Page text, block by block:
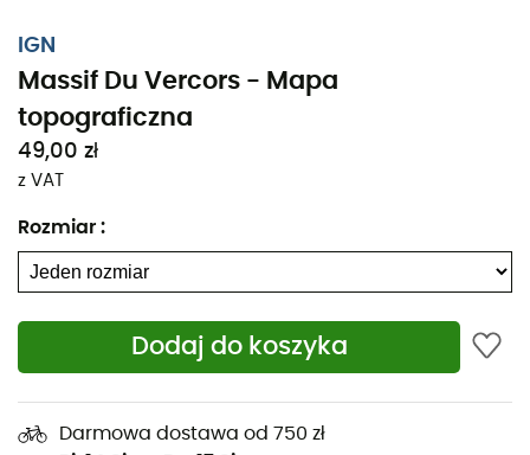
IGN
Massif Du Vercors - Mapa
topograficzna
49,00 zł
z VAT
Rozmiar :
Dodaj do koszyka
Darmowa dostawa od 750 zł
długą eksplorację, mapa topograficzna IGN Massif Du
Vercors będzie cennym sojusznikiem w przygotowaniu i